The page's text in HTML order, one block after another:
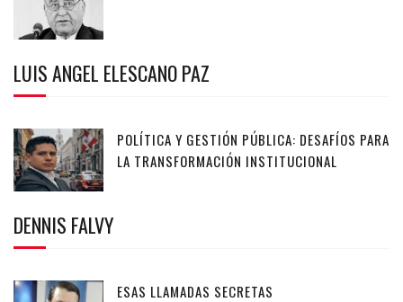
LUIS ANGEL ELESCANO PAZ
POLÍTICA Y GESTIÓN PÚBLICA: DESAFÍOS PARA
LA TRANSFORMACIÓN INSTITUCIONAL
DENNIS FALVY
ESAS LLAMADAS SECRETAS